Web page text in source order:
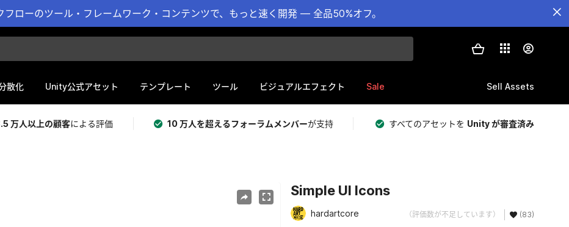
フローのツール・フレームワーク・コンテンツで、もっと速く開発 — 全品50%オフ。
散化 Unity公式アセット テンプレート ツール ビジュアルエフェクト Sale Sell Assets
万人以上の顧客による評価 10 万人を超えるフォーラムメンバーが支持 すべてのアセットを Unity が審査済み
Simple UI Icons
hardartcore （評価数が不足しています） (83)